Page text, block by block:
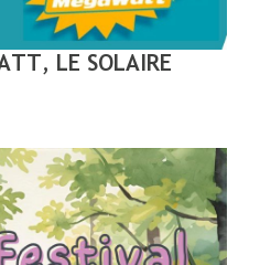
LE SOLAIRE